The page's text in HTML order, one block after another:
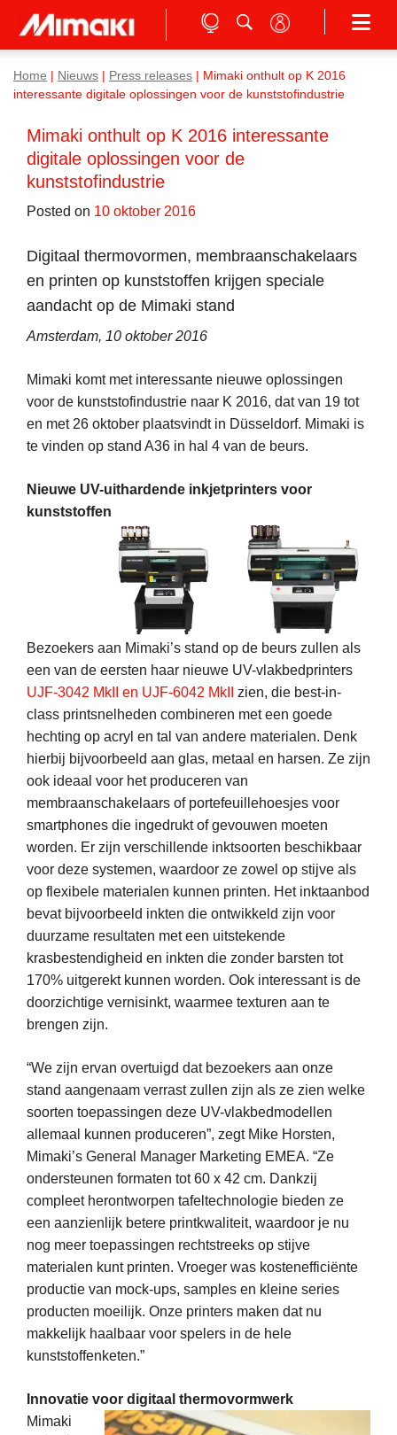
Home Nieuws Press releases
Mimaki onthult op K 2016
interessante digitale oplossingen voor de kunststofindustrie
Mimaki onthult op K 2016 interessante
digitale oplossingen voor de
kunststofindustrie
Posted on 10 oktober 2016
Digitaal thermovormen, membraanschakelaars
en printen op kunststoffen krijgen speciale
aandacht op de Mimaki stand
Amsterdam, 10 oktober 2016
Mimaki komt met interessante nieuwe oplossingen
voor de kunststofindustrie naar K 2016, dat van 19 tot
en met 26 oktober plaatsvindt in Düsseldorf. Mimaki is
te vinden op stand A36 in hal 4 van de beurs.
Nieuwe UV-uithardende inkjetprinters voor
kunststoffen
Bezoekers aan Mimaki’s stand op de beurs zullen als
een van de eersten haar nieuwe UV-vlakbedprinters
UJF-3042 MkII en UJF-6042 MkII
zien, die best-in-
class printsnelheden combineren met een goede
hechting op acryl en tal van andere materialen. Denk
hierbij bijvoorbeeld aan glas, metaal en harsen. Ze zijn
ook ideaal voor het produceren van
membraanschakelaars of portefeuillehoesjes voor
smartphones die ingedrukt of gevouwen moeten
worden. Er zijn verschillende inktsoorten beschikbaar
voor deze systemen, waardoor ze zowel op stijve als
op flexibele materialen kunnen printen. Het inktaanbod
bevat bijvoorbeeld inkten die ontwikkeld zijn voor
duurzame resultaten met een uitstekende
krasbestendigheid en inkten die zonder barsten tot
170% uitgerekt kunnen worden. Ook interessant is de
doorzichtige vernisinkt, waarmee texturen aan te
brengen zijn.
“We zijn ervan overtuigd dat bezoekers aan onze
stand aangenaam verrast zullen zijn als ze zien welke
soorten toepassingen deze UV-vlakbedmodellen
allemaal kunnen produceren”, zegt Mike Horsten,
Mimaki’s General Manager Marketing EMEA. “Ze
ondersteunen formaten tot 60 x 42 cm. Dankzij
compleet herontworpen tafeltechnologie bieden ze
een aanzienlijk betere printkwaliteit, waardoor je nu
nog meer toepassingen rechtstreeks op stijve
materialen kunt printen. Vroeger was kostenefficiënte
productie van mock-ups, samples en kleine series
producten moeilijk. Onze printers maken dat nu
makkelijk haalbaar voor spelers in de hele
kunststoffenketen.”
Innovatie voor digitaal thermovormwerk
Mimaki